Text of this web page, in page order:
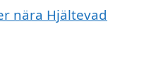
nära Hjältevad